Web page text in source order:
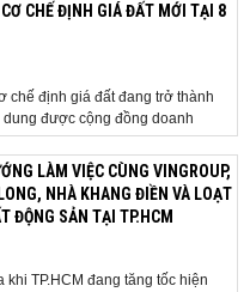
CHẾ ĐỊNH GIÁ ĐẤT MỚI TẠI 8
chế định giá đất đang trở thành
được cộng đồng doanh
và cơ quan quản lý đặc biệt
trực tiếp đến quá trình triển khai
và sự phát triển ổn định của...
LÀM VIỆC CÙNG VINGROUP,
NHÀ KHANG ĐIỀN VÀ LOẠT
ĐỘNG SẢN TẠI TP.HCM
khi TP.HCM đang tăng tốc hiện